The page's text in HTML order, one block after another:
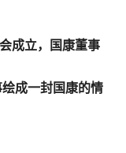
成立，国康董事
成一封国康的情